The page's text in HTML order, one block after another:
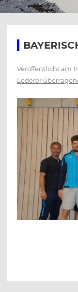
Veröffentlicht am
Lederer